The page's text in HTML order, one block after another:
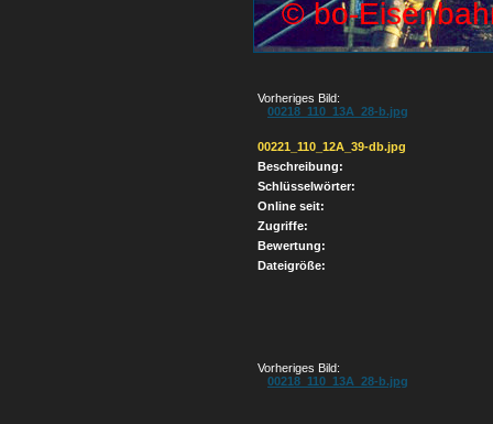
Vorheriges Bild:
00218_110_13A_28-b.jpg
00221_110_12A_39-db.jpg
Beschreibung:
Schlüsselwörter:
Online seit:
Zugriffe:
Bewertung:
Dateigröße:
Vorheriges Bild:
00218_110_13A_28-b.jpg